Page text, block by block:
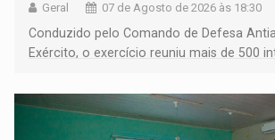
Geral 07 de Agosto de 2026 às 18:30
Conduzido pelo Comando de Defesa
Exército, o exercício reuniu mais de 500